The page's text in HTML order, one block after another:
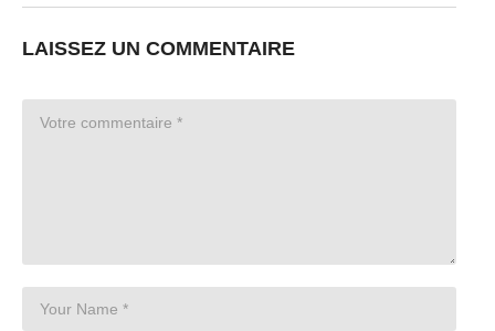
LAISSEZ UN COMMENTAIRE